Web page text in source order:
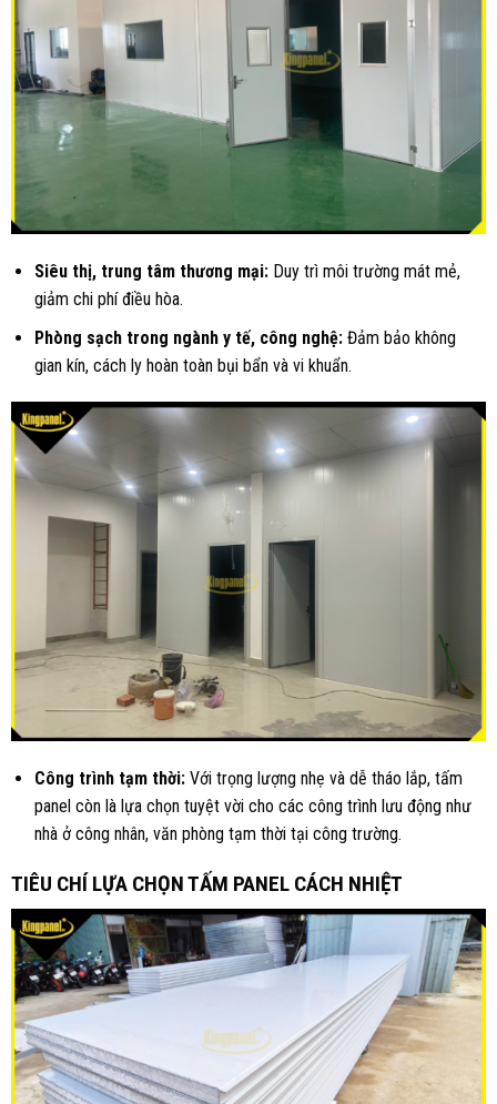
Siêu thị, trung tâm thương mại: Duy trì môi trường mát mẻ,
giảm chi phí điều hòa.
Phòng sạch trong ngành y tế, công nghệ: Đảm bảo không
gian kín, cách ly hoàn toàn bụi bẩn và vi khuẩn.
Công trình tạm thời: Với trọng lượng nhẹ và dễ tháo lắp, tấm
panel còn là lựa chọn tuyệt vời cho các công trình lưu động như
nhà ở công nhân, văn phòng tạm thời tại công trường.
TIÊU CHÍ LỰA CHỌN TẤM PANEL CÁCH NHIỆT